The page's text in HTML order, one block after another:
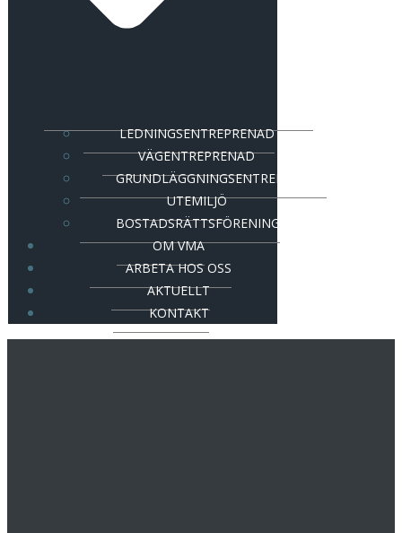
LEDNINGSENTREPRENAD
VÄGENTREPRENAD
GRUNDLÄGGNINGSENTREPRENAD
UTEMILJÖ
BOSTADSRÄTTSFÖRENING
OM VMA
ARBETA HOS OSS
AKTUELLT
KONTAKT